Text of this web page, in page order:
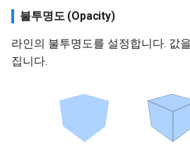
불투명도 (Opacity)
라인의 불투명도를 설정합니다. 값
집니다.